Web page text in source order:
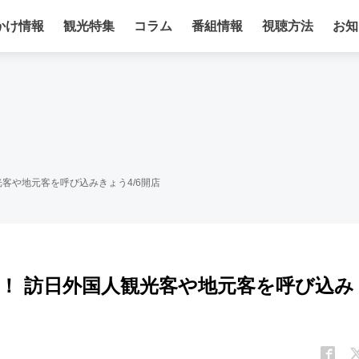
け情報 観光特集 コラム 番組情報 視聴方法 お
や地元客を呼び込みきょう4/6開店
訪日外国人観光客や地元客を呼び込み